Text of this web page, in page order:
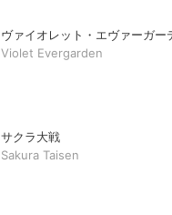
ヴァイオレット・エヴァーガー
Violet Evergarden
サクラ大戦
Sakura Taisen